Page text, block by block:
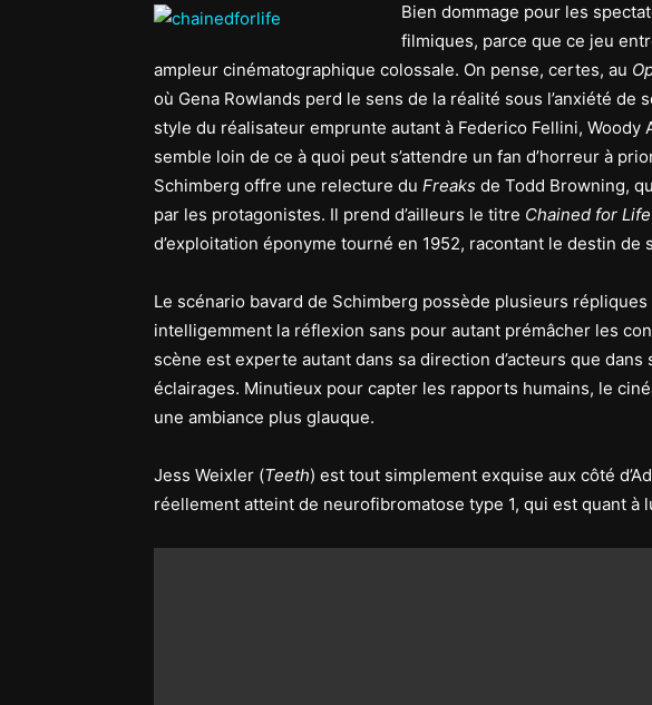
Bien dommage pour les
filmiques, parce que ce jeu
ampleur cinématographique colossale. On pense, certes, au
où Gena Rowlands perd le sens de la réalité sous l’anxiété de
style du réalisateur emprunte autant à Federico Fellini, Woody
semble loin de ce à quoi peut s’attendre un fan d’horreur à
Schimberg offre une relecture du Freaks de Todd Browning,
par les protagonistes. Il prend d’ailleurs le titre Chained for Life
d’exploitation éponyme tourné en 1952, racontant le destin
Le scénario bavard de Schimberg possède plusieurs
intelligemment la réflexion sans pour autant prémâcher les
scène est experte autant dans sa direction d’acteurs que
éclairages. Minutieux pour capter les rapports humains, le
une ambiance plus glauque.
Jess Weixler (Teeth) est tout simplement exquise aux côté
réellement atteint de neurofibromatose type 1, qui est quant à